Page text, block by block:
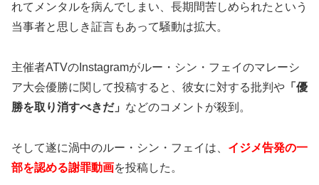
れてメンタルを病んでしまい、長期間苦しめられたという
当事者と思しき証言もあって騒動は拡大。
主催者ATVのInstagramがルー・シン・フェイのマレーシ
ア大会優勝に関して投稿すると、彼女に対する批判や 「優
勝を取り消すべきだ」 などのコメントが殺到。
そして遂に渦中のルー・シン・フェイは、 イジメ告発の一
部を認める謝罪動画を投稿した。